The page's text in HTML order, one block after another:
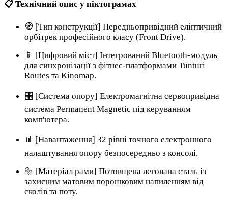
📋 Технічний опис у піктограмах
🧭 [Тип конструкції] Передньопривідний еліптичний
орбітрек професійного класу (Front Drive).
📱 [Цифровий міст] Інтегрований Bluetooth-модуль
для синхронізації з фітнес-платформами Tunturi
Routes та Kinomap.
🎛️ [Система опору] Електромагнітна сервопривідна
система Permanent Magnetic під керуванням
комп'ютера.
📊 [Навантаження] 32 рівні точного електронного
налаштування опору безпосередньо з консолі.
🔩 [Матеріал рами] Потовщена легована сталь із
захисним матовим порошковим напиленням від
сколів та поту.